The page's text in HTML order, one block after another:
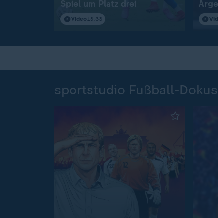
Spiel um Platz drei
Video 13:33
sportstudio Fußball-Dokus